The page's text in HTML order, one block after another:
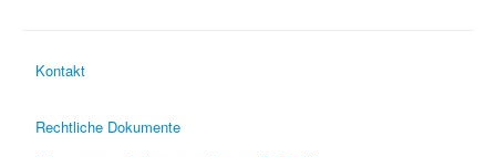
Kontakt
Rechtliche Dokumente